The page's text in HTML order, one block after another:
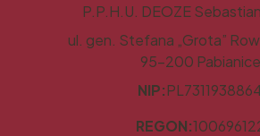
P.P.H.U. DEOZE
ul. gen. Stefana „Grota”
95-200 Pabianice
NIP:
REGON: